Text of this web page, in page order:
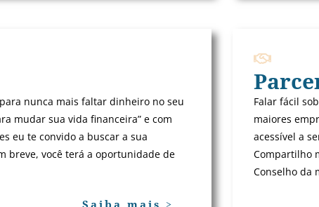
nunca mais faltar dinheiro no seu
mudar sua vida financeira” e com
eu te convido a buscar a sua
breve, você terá a oportunidade de
Falar fácil
maiores
acessível a
Compartilho
Conselho da